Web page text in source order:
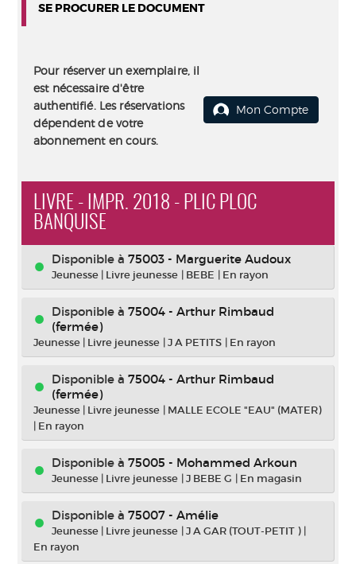
SE PROCURER LE DOCUMENT
Pour réserver un exemplaire, il
est nécessaire d'être
authentifié. Les réservations
dépendent de votre
abonnement en cours.
Mon Compte
LIVRE - IMPR. 2018 - PLIC PLOC
BANQUISE
Disponible à 75003 - Marguerite Audoux
Jeunesse | Livre jeunesse | BEBE | En rayon
Disponible à 75004 - Arthur Rimbaud
(fermée)
Jeunesse | Livre jeunesse |J A PETITS | En rayon
Disponible à 75004 - Arthur Rimbaud
(fermée)
Jeunesse | Livre jeunesse | MALLE ECOLE "EAU" (MATER)
| En rayon
Disponible à 75005 - Mohammed Arkoun
Jeunesse | Livre jeunesse |J BEBE G | En magasin
Disponible à 75007 - Amélie
Jeunesse | Livre jeunesse |J A GAR (TOUT-PETIT ) |
En rayon